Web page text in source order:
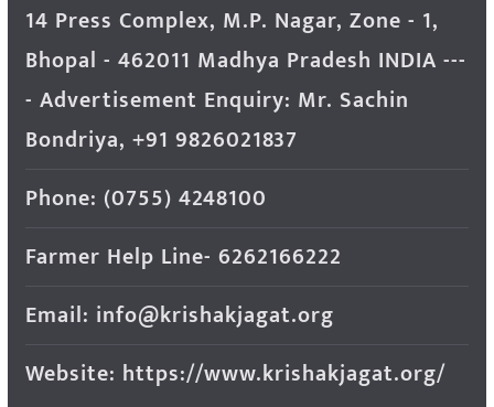
14 Press Complex, M.P. Nagar, Zone - 1,
Bhopal - 462011 Madhya Pradesh INDIA ---
- Advertisement Enquiry: Mr. Sachin
Bondriya, +91 9826021837
Phone: (0755) 4248100
Farmer Help Line- 6262166222
Email: info@krishakjagat.org
Website: https://www.krishakjagat.org/